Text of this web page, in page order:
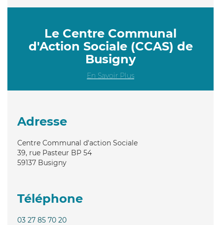
Le Centre Communal
d'Action Sociale (CCAS) de
Busigny
En Savoir Plus
Adresse
Centre Communal d'action Sociale
39, rue Pasteur BP 54
59137 Busigny
Téléphone
03 27 85 70 20